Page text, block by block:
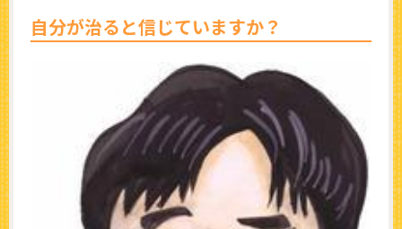
自分が治ると信じていますか？